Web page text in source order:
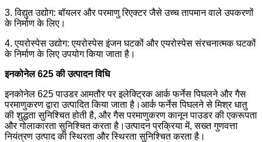
3. विद्युत उद्योग: बॉयलर और परमाणु रिएक्टर जैसे उच्च तापमान वाले उपकरणों
के निर्माण के लिए।
4. एयरोस्पेस उद्योग: एयरोस्पेस इंजन घटकों और एयरोस्पेस संरचनात्मक घटकों
के निर्माण के लिए उपयोग किया जाता है।
इनकोनेल 625 की उत्पादन विधि
इनकोनेल 625 पाउडर आमतौर पर इलेक्ट्रिक आर्क फर्नेस पिघलने और गैस
परमाणुकरण द्वारा उत्पादित किया जाता है।आर्क फर्नेस पिघलने से मिश्र धातु
की शुद्धता सुनिश्चित होती है, और गैस परमाणुकरण कानून पाउडर की एकरूपता
और गोलाकारता सुनिश्चित करता है।उत्पादन प्रक्रिया में, सख्त गुणवत्ता
नियंत्रण उत्पाद की स्थिरता और स्थिरता सुनिश्चित करता है।